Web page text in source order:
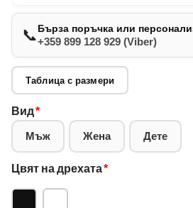
📞Бърза поръчка или
+359 899 128 929 (Viber)
Таблица с размери
Вид*
Мъж Жена Дете
Цвят на дрехата*